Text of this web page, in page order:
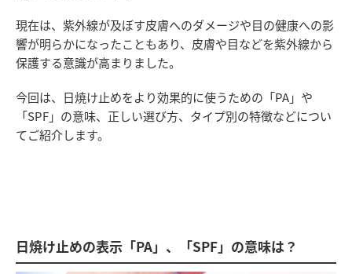
現在は、紫外線が及ぼす皮膚へのダメージや目の健康への影
響が明らかになったこともあり、皮膚や目などを紫外線から
保護する意識が高まりました。
今回は、日焼け止めをより効果的に使うための「PA」や
「SPF」の意味、正しい選び方、タイプ別の特徴などについ
てご紹介します。
日焼け止めの表示「PA」、「SPF」の意味は？